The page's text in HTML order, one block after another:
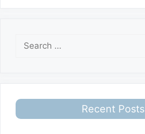
Search
for:
Recent Posts